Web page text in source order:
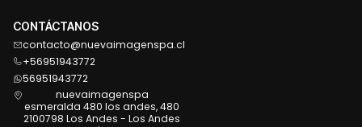
CONTÁCTANOS
contacto@nuevaimagenspa.cl
+56951943772
56951943772
nuevaimagenspa
esmeralda 480 los andes, 480
2100798 Los Andes - Los Andes